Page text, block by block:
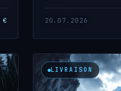
€ 20.07.2026
LIVRAISON